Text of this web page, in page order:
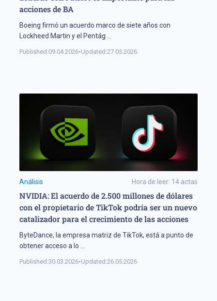
acciones de BA
Boeing firmó un acuerdo marco de siete años con
Lockheed Martin y el Pentág ...
Published:09.04.2026•Updated:27.05.2026
Análisis Hora de leer: 14 actas
NVIDIA: El acuerdo de 2.500 millones de dólares
con el propietario de TikTok podría ser un nuevo
catalizador para el crecimiento de las acciones
ByteDance, la empresa matriz de TikTok, está a punto de
obtener acceso a lo ...
Published:30.03.2026•Updated:26.05.2026